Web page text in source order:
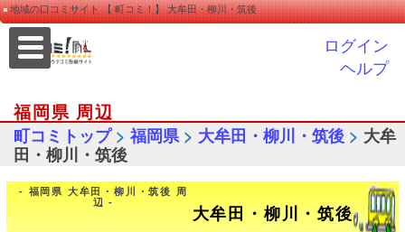
地域の口コミサイト 【 町コミ！】 大牟田・柳川・筑後
ログイン
ヘルプ
福岡県 周辺
町コミトップ> 福岡県> 大牟田・柳川・筑後 > 大牟
田・柳川・筑後
- 福岡県 大牟田・柳川・筑後 周
辺 -
大牟田・柳川・筑後